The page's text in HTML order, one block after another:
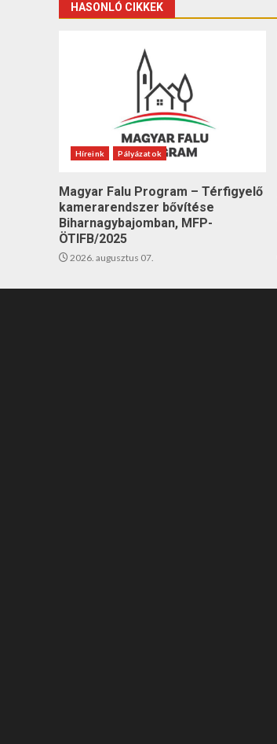
HASONLÓ CIKKEK
Híreink Pályázatok
Magyar Falu Program – Térfigyelő
kamerarendszer bővítése
Biharnagybajomban, MFP-
ÖTIFB/2025
2026. augusztus 07.